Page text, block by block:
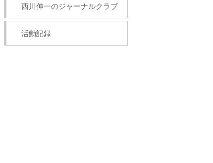
西川伸一のジャーナルクラブ
活動記録